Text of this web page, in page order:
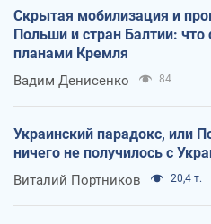
Скрытая мобилизация и
Польши и стран Балтии: что
планами Кремля
Вадим Денисенко 84
Украинский парадокс, или
ничего не получилось с
Виталий Портников 20,4 т.